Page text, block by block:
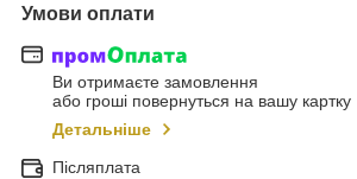
Умови оплати
Ви отримаєте замовлення
або гроші повернуться на вашу картку
Детальніше
Післяплата